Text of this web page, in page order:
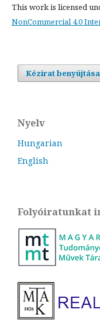
This work is licensed
NonCommercial 4.0
Kézirat benyújtása
Nyelv
Hungarian
English
Folyóiratunkat